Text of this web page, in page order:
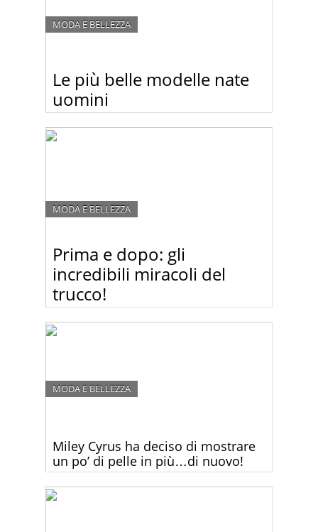
Le più belle modelle nate
uomini
MODA E BELLEZZA
sono gli ex uomini?
Prima e dopo: gli
incredibili miracoli del
trucco!
MODA E BELLEZZA
miracoli sui visi delle donne e le trasforma in star –
con il trucco! Guardate la gallery delle sue
Miley Cyrus ha deciso di mostrare
un po’ di pelle in più…di nuovo!
MODA E BELLEZZA
fisico in forma, visto che ultimamente spesso la
vediamo mostrare un po’ di pelle in più.